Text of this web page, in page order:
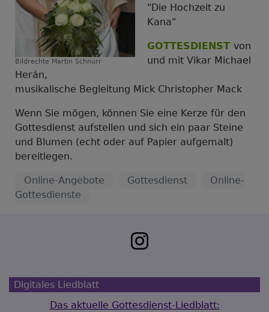
Bildrechte Martin Schnurr
"Die Hochzeit zu
Kana"
GOTTESDIENST von
und mit Vikar Michael
Herán,
musikalische Begleitung Mick Christopher Mack
Wenn Sie mögen, können Sie eine Kerze für den
Gottesdienst aufstellen und sich ein paar Steine
und Blumen (echt oder auf Papier aufgemalt)
bereitlegen.
Online-Angebote Gottesdienst
Online-
Gottesdienste
Digitales Liedblatt
Das aktuelle Gottesdienst-Liedblatt: